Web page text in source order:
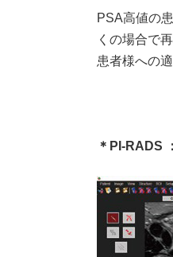
PSA高値の
くの場合で
患者様への
＊PI-RADS